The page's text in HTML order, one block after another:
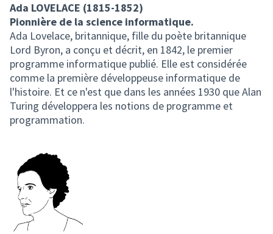
Ada LOVELACE (1815-1852)
Pionnière de la science informatique.
Ada Lovelace, britannique, fille du poète britannique
Lord Byron, a conçu et décrit, en 1842, le premier
programme informatique publié. Elle est considérée
comme la première développeuse informatique de
l'histoire. Et ce n'est que dans les années 1930 que Alan
Turing développera les notions de programme et
programmation.